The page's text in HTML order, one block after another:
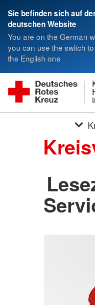
Sie befinden sich auf
deutschen Website
You are on the German
you can use the switch
the English one